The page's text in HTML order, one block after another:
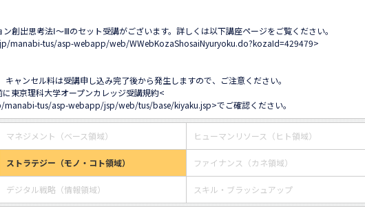
創出思考法Ⅰ～Ⅲのセット受講がございます。詳しくは以下講座ページをご覧ください。
manabi-tus/asp-webapp/web/WWebKozaShosaiNyuryoku.do?kozaId=429479>
キャンセル料は受講申し込み完了後から発生しますので、ご注意ください。
東京理科大学オープンカレッジ受講規約<
manabi-tus/asp-webapp/jsp/web/tus/base/kiyaku.jsp>でご確認ください。
マネジメント（ベース領域） ヒューマンリソース（ヒト領域）
ストラテジー（モノ・コト領域） ファイナンス（カネ領域）
デジタル戦略（情報領域） スキル・ブラッシュアップ